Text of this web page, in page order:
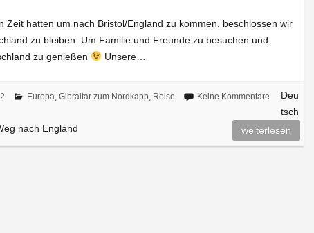
Zeit hatten um nach Bristol/England zu kommen, beschlossen wir
zu bleiben. Um Familie und Freunde zu besuchen und
zu genießen
Unsere…
Europa, Gibraltar zum Nordkapp, Reise Keine Kommentare
Deu
tsch
nach England
weiterlesen